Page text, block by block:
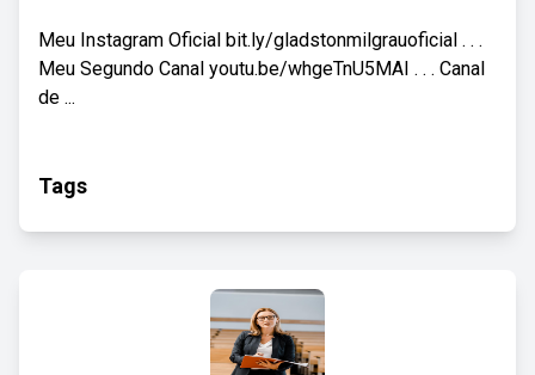
Meu Instagram Oficial bit.ly/gladstonmilgrauoficial . . .
Meu Segundo Canal youtu.be/whgeTnU5MAI . . . Canal
de ...
Tags